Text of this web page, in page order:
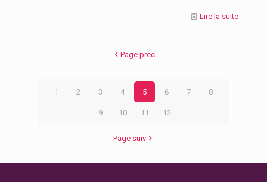
Lire la suite
Page prec
1 2 3 4 5 6 7 8
9 10 11 12
Page suiv